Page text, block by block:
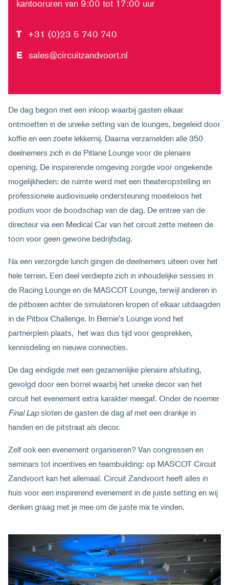
kantooruren van 9:00 tot 17:00 uur
T +31 (0)23 5 740 740
E sales@circuitzandvoort.nl
De dag begon met een inloop waarbij gasten elkaar
ontmoetten in de unieke setting van de lounges, begeleid door
koffie en een zoete lekkernij. Daarna verzamelden alle 350
deelnemers zich in de Pitlane Lounge voor de plenaire
opening. De inspirerende omgeving zorgde voor ongekende
mogelijkheden: de ruimte werd met een theateropstelling en
professionele audiovisuele ondersteuning moeiteloos het
podium voor de boodschap van de dag. De entree van de
directeur via een Medical Car van het circuit zette meteen de
toon voor geen gewone bedrijfsdag.
Na een verzorgde lunch gingen de deelnemers uiteen over het
hele terrein. Een deel verdiepte zich in inhoudelijke sessies in
de Racing Lounge en de MASCOT Lounge, terwijl anderen in
de pitboxen achter de simulatoren kropen of elkaar uitdaagden
in de Pitbox Challenge. In Bernie's Lounge vond het
partnerplein plaats, het was dus tijd voor gesprekken,
kennisdeling en nieuwe connecties.
De dag eindigde met een gezamenlijke plenaire afsluiting,
gevolgd door een borrel waarbij het unieke decor van het
circuit het evenement extra karakter meegaf. Onder de noemer
Final Lapsloten de gasten de dag af met een drankje in
handen en de pitstraat als decor.
Zelf ook een evenement organiseren? Van congressen en
seminars tot incentives en teambuilding: op MASCOT Circuit
Zandvoort kan het allemaal. Circuit Zandvoort heeft alles in
huis voor een inspirerend evenement in de juiste setting en wij
denken graag met je mee om de juiste mix te vinden.